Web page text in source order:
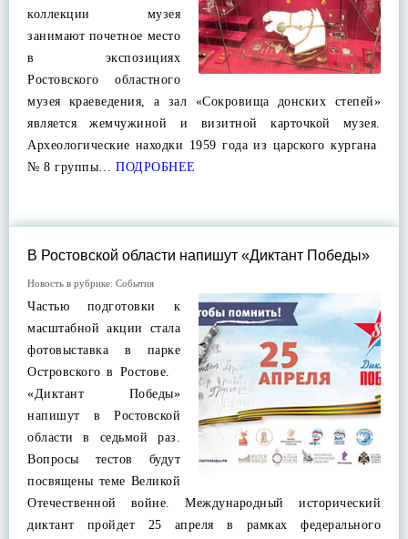
коллекции музея
занимают почетное место
в экспозициях
Ростовского областного
музея краеведения, а зал «Сокровища донских степей»
является жемчужиной и визитной карточкой музея.
Археологические находки 1959 года из царского кургана
№ 8 группы… ПОДРОБНЕЕ
В Ростовской области напишут «Диктант Победы»
Новость в рубрике: События
Частью подготовки к
масштабной акции стала
фотовыставка в парке
Островского в Ростове.
«Диктант Победы»
напишут в Ростовской
области в седьмой раз.
Вопросы тестов будут
посвящены теме Великой
Отечественной войне. Международный исторический
диктант пройдет 25 апреля в рамках федерального